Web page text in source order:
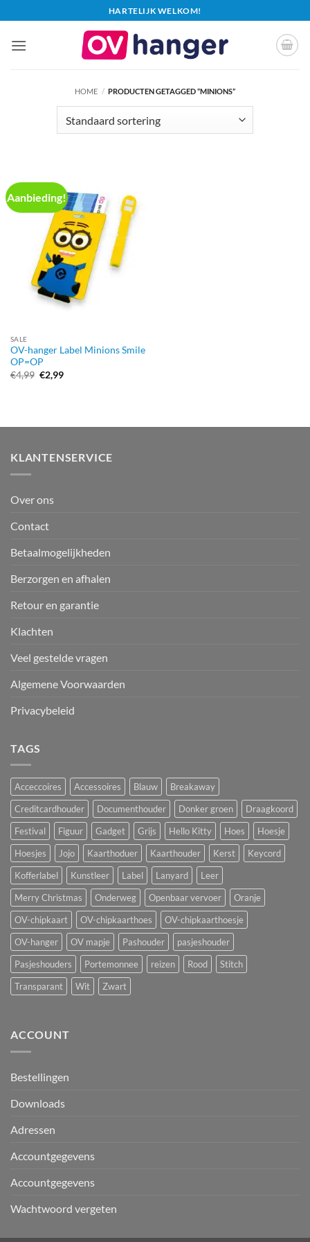
naar
inhoud
HARTELIJK WELKOM!
HOME / PRODUCTEN GETAGGED “MINIONS”
Aanbieding!
SALE
OV-hanger Label Minions Smile
OP=OP
€4,99 Oorspronkelijke
prijs
€2,99Huidige
KLANTENSERVICE
Over ons
Contact
Betaalmogelijkheden
Berzorgen en afhalen
Retour en garantie
Klachten
Veel gestelde vragen
Algemene Voorwaarden
Privacybeleid
TAGS
Acceccoires Accessoires Blauw
Breakaway
Creditcardhouder
Documenthouder Donker groen
Draagkoord
Festival
Figuur Gadget Grijs Hello Kitty Hoes
Hoesje
Hoesjes
Jojo Kaarthoduer Kaarthouder Kerst
Keycord
Kofferlabel
Kunstleer Label Lanyard
Leer
Merry Christmas
Onderweg Openbaar vervoer
Oranje
OV-chipkaart
OV-chipkaarthoes
OV-chipkaarthoesje
OV-hanger
OV mapje Pashouder
pasjeshouder
Pasjeshouders
Portemonnee reizen Rood
Stitch
Transparant
Wit Zwart
ACCOUNT
Bestellingen
Downloads
Adressen
Accountgegevens
Accountgegevens
Wachtwoord vergeten